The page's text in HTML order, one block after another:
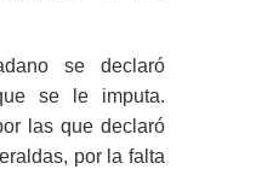
se declaró
se le imputa.
las que declaró
por la falta